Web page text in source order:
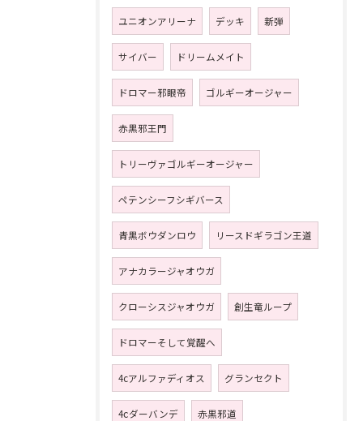
ユニオンアリーナ デッキ 新弾
サイバー ドリームメイト
ドロマー邪眼帝 ゴルギーオージャー
赤黒邪王門
トリーヴァゴルギーオージャー
ペテンシーフシギバース
青黒ボウダンロウ リースドギラゴン王道
アナカラージャオウガ
クローシスジャオウガ 創生竜ループ
ドロマーそして覚醒へ
4cアルファディオス グランセクト
4ⅽダーバンデ 赤黒邪道